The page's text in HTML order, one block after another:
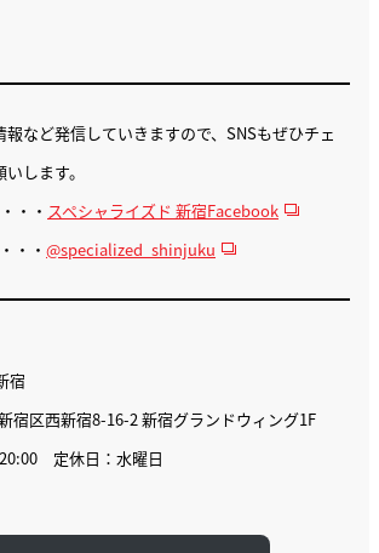
など発信していきますので、SNSもぜひチェ
します。
・・ スペシャライズド 新宿Facebook
・・ @specialized_shinjuku
宿
宿区西新宿8-16-2 新宿グランドウィング1F
定休日：水曜日